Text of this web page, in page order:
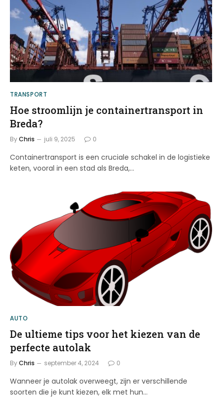
TRANSPORT
Hoe stroomlijn je containertransport in
Breda?
ByChris juli 9, 2025 0
Containertransport is een cruciale schakel in de logistieke
keten, vooral in een stad als Breda,…
AUTO
De ultieme tips voor het kiezen van de
perfecte autolak
ByChris september 4, 2024 0
Wanneer je autolak overweegt, zijn er verschillende
soorten die je kunt kiezen, elk met hun…